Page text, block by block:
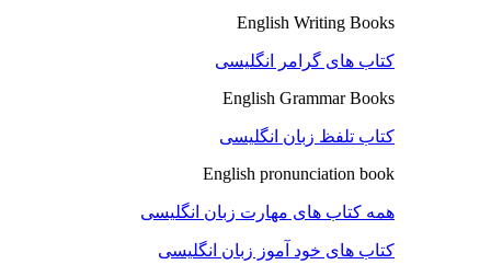
English Writing Books
کتاب های گرامر انگلیسی
English Grammar Books
کتاب تلفظ زبان انگلیسی
English pronunciation book
همه کتاب های مهارت زبان انگلیسی
کتاب های خود آموز زبان انگلیسی